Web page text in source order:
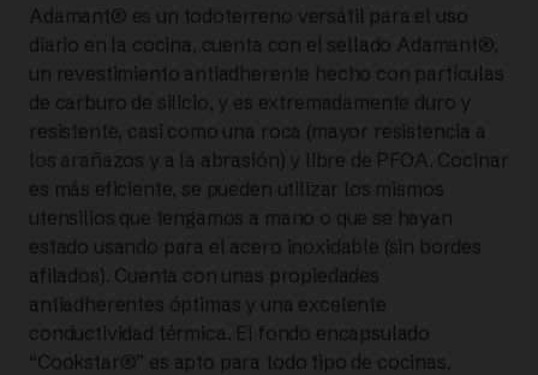
CON
TAPA
DE
METAL
|
FISSLER
cantidad
Adamant® es un todoterreno versátil para el uso
diario en la cocina, cuenta con el sellado Adamant®,
un revestimiento antiadherente hecho con partículas
de carburo de silicio, y es extremadamente duro y
resistente, casi como una roca (mayor resistencia a
los arañazos y a la abrasión) y libre de PFOA. Cocinar
es más eficiente, se pueden utilizar los mismos
utensilios que tengamos a mano o que se hayan
estado usando para el acero inoxidable (sin bordes
afilados). Cuenta con unas propiedades
antiadherentes óptimas y una excelente
conductividad térmica. El fondo encapsulado
“Cookstar®” es apto para todo tipo de cocinas,